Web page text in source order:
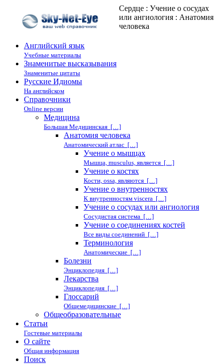
Сердце : Учение о сосудах
или ангиология : Анатомия
человека
Английский язык
Учебные материалы
Знаменитые высказывания
Знаменитые цитаты
Русские Идиомы
На английском
Справочники
Online версии
Медицина
Большая Медицинская […]
Анатомия человека
Анатомический атлас […]
Учение о мышцах
Мышца, musculus, является […]
Учение о костях
Кости, ossa, являются […]
Учение о внутренностях
К внутренностям viscera […]
Учение о сосудах или ангиология
Сосудистая система […]
Учение о соединениях костей
Все виды соединений […]
Терминология
Анатомические […]
Болезни
Энциклопедия […]
Лекарства
Энциклопедия […]
Глоссарий
Общемедицинские […]
Общеобразовательные
Статьи
Гостевые материалы
О сайте
Общая информация
Поиск